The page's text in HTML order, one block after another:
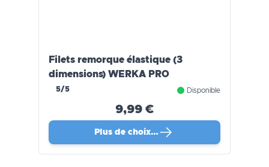
Filets remorque élastique (3
dimensions) WERKA PRO
5/5 Disponible
9,99 €
Plus de choix…